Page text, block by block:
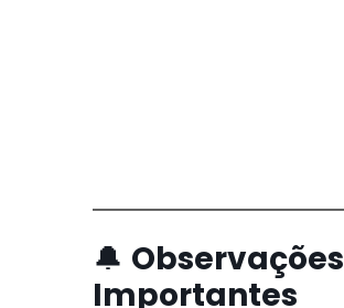
🔔 Observações
Importantes